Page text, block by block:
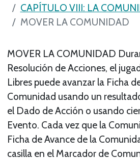
CAPÍTULO VIII: LA
MOVER LA COMUNIDAD
MOVER LA COMUNIDAD
Resolución de Acciones, el
Libres puede avanzar la Ficha
Comunidad usando un
el Dado de Acción o usando
Evento. Cada vez que la
Ficha de Avance de la
casilla en el Marcador de